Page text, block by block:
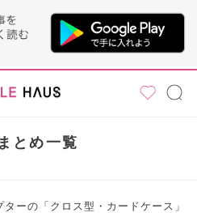
とめ一覧
ーの「クロス型・カードケース」